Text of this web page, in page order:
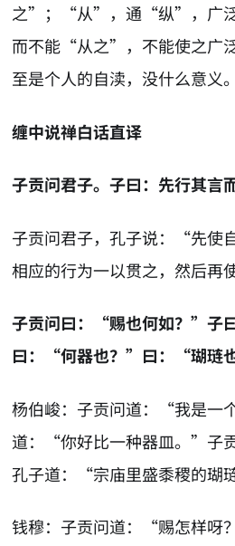
之”；“从”，通“纵”，广泛
而不能“从之”，不能使之广
至是个人的自渎，没什么意义。
缠中说禅白话直译
子贡问君子。子曰：先行其言
子贡问君子，孔子说：“先使
相应的行为一以贯之，然后再
子贡问曰：“赐也何如？”子
曰：“何器也？”曰：“瑚琏
杨伯峻：子贡问道：“我是一
道：“你好比一种器皿。”子
孔子道：“宗庙里盛黍稷的瑚
钱穆：子贡问道：“赐怎样